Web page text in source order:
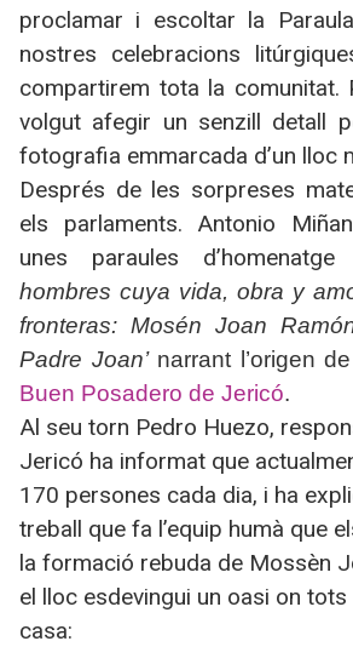
proclamar i escoltar la
nostres celebracions
compartirem tota la comunitat.
volgut afegir un senzill detall
fotografia emmarcada d’un lloc
Després de les sorpreses
els parlaments. Antonio
unes paraules d’homenatge
hombres cuya vida, obra y
fronteras: Mosén Joan
Padre Joan’narrant l’origen
Buen Posadero de Jericó.
Al seu torn Pedro Huezo,
Jericó ha informat que
170 persones cada dia, i ha
treball que fa l’equip humà que
la formació rebuda de Mossèn
el lloc esdevingui un oasi on
casa: